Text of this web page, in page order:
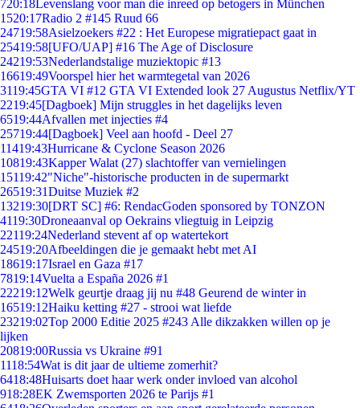
720:18Levenslang voor man die inreed op betogers in München
1520:17Radio 2 #145 Ruud 66
24719:58Asielzoekers #22 : Het Europese migratiepact gaat in
25419:58[UFO/UAP] #16 The Age of Disclosure
24219:53Nederlandstalige muziektopic #13
16619:49Voorspel hier het warmtegetal van 2026
3119:45GTA VI #12 GTA VI Extended look 27 Augustus Netflix/YT
2219:45[Dagboek] Mijn struggles in het dagelijks leven
6519:44Afvallen met injecties #4
25719:44[Dagboek] Veel aan hoofd - Deel 27
11419:43Hurricane & Cyclone Season 2026
10819:43Kapper Walat (27) slachtoffer van vernielingen
15119:42"Niche"-historische producten in de supermarkt
26519:31Duitse Muziek #2
13219:30[DRT SC] #6: RendacGoden sponsored by TONZON
4119:30Droneaanval op Oekrains vliegtuig in Leipzig
22119:24Nederland stevent af op watertekort
24519:20Afbeeldingen die je gemaakt hebt met AI
18619:17Israel en Gaza #17
7819:14Vuelta a España 2026 #1
22219:12Welk geurtje draag jij nu #48 Geurend de winter in
16519:12Haiku ketting #27 - strooi wat liefde
23219:02Top 2000 Editie 2025 #243 Alle dikzakken willen op je
lijken
20819:00Russia vs Ukraine #91
1118:54Wat is dit jaar de ultieme zomerhit?
6418:48Huisarts doet haar werk onder invloed van alcohol
918:28EK Zwemsporten 2026 te Parijs #1